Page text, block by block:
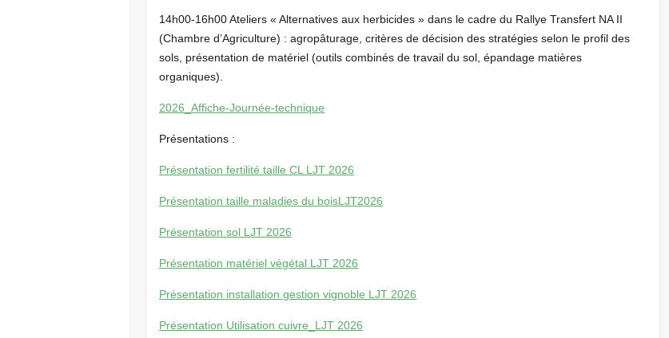
14h00-16h00 Ateliers « Alternatives aux herbicides » dans le cadre du Rallye Transfert NA II
(Chambre d’Agriculture) : agropâturage, critères de décision des stratégies selon le profil des
sols, présentation de matériel (outils combinés de travail du sol, épandage matières
organiques).
2026_Affiche-Journée-technique
Présentations :
Présentation fertilité taille CL LJT 2026
Présentation taille maladies du boisLJT2026
Présentation sol LJT 2026
Présentation matériel végétal LJT 2026
Présentation installation gestion vignoble LJT 2026
Présentation Utilisation cuivre_LJT 2026